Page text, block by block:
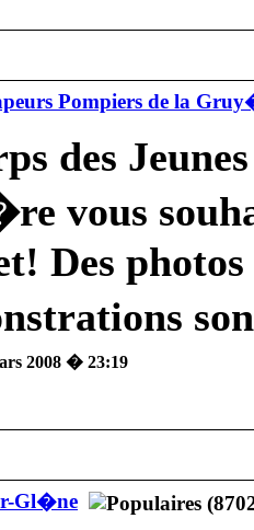
Pompiers de la
des
vous
Des photos
2008 � 23:19
Gl�ne